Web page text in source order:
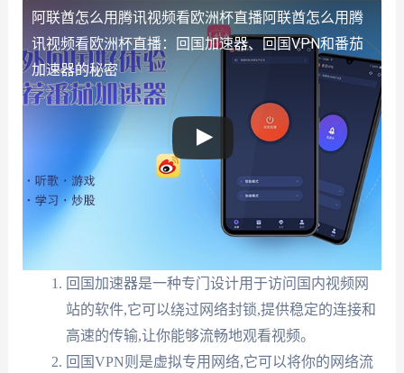
阿联酋怎么用腾讯视频看欧洲杯直播阿联酋怎么用腾
讯视频看欧洲杯直播：回国加速器、回国VPN和番茄
加速器的秘密
回国加速器是一种专门设计用于访问国内视频网
站的软件,它可以绕过网络封锁,提供稳定的连接和
高速的传输,让你能够流畅地观看视频。
回国VPN则是虚拟专用网络,它可以将你的网络流